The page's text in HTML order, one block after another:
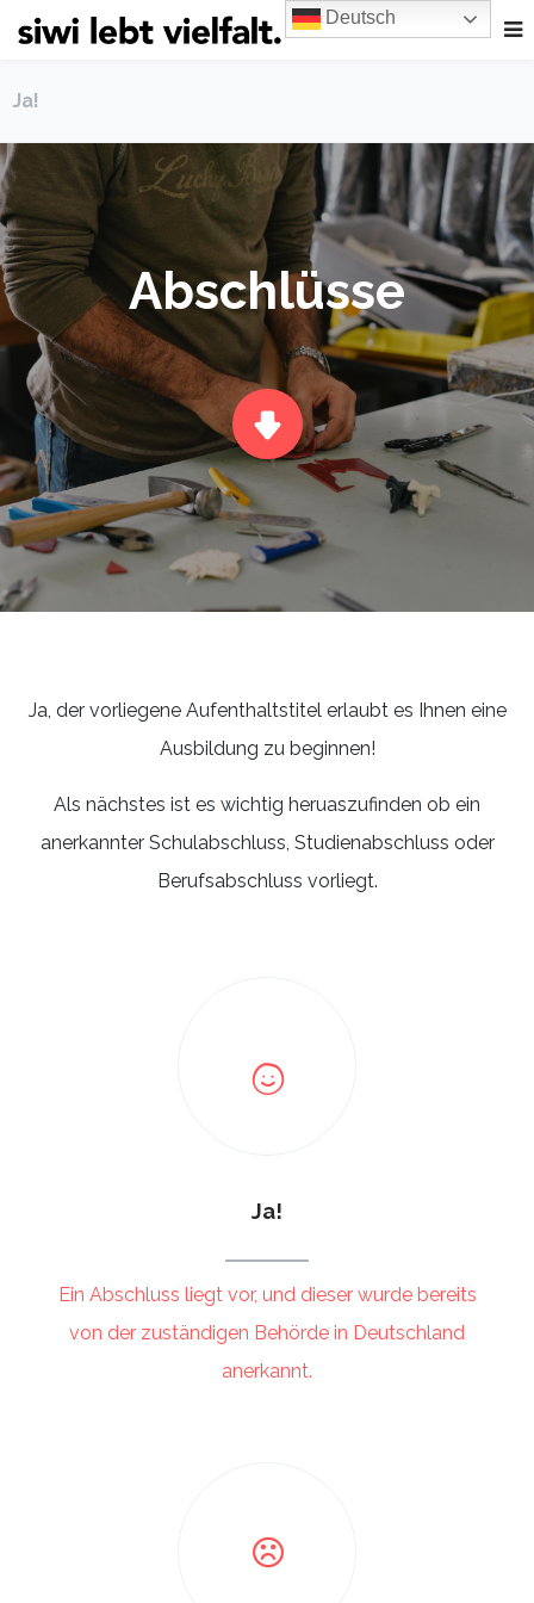
Ja!
Abschlüsse
Ja, der vorliegene Aufenthaltstitel erlaubt es Ihnen eine
Ausbildung zu beginnen!
Als nächstes ist es wichtig heruaszufinden ob ein
anerkannter Schulabschluss, Studienabschluss oder
Berufsabschluss vorliegt.
Ja!
Ein Abschluss liegt vor, und dieser wurde bereits
von der zuständigen Behörde in Deutschland
anerkannt.
Deutsch